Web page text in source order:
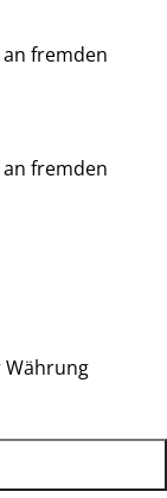
fremden
fremden
Währung